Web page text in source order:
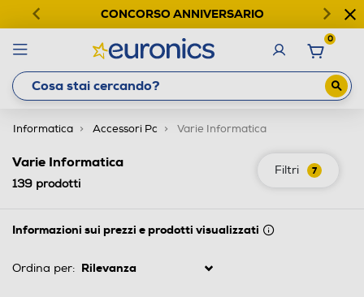
CONCORSO ANNIVERSARIO
0
Informatica Accessori Pc Varie Informatica
Filtri 7
Varie Informatica
139 prodotti
Informazioni sui prezzi e prodotti visualizzati
Ordina per: